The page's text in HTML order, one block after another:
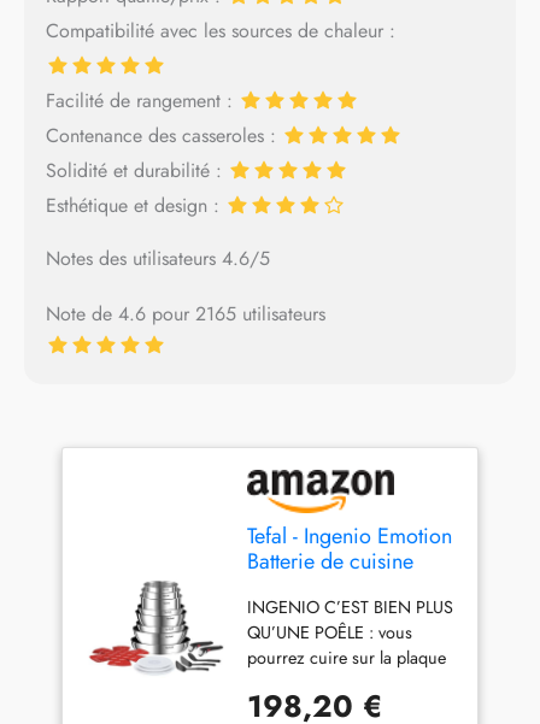
Compatibilité avec les sources de chaleur :
Facilité de rangement :
Contenance des casseroles :
Solidité et durabilité :
Esthétique et design :
Notes des utilisateurs 4.6/5
Note de 4.6 pour 2165 utilisateurs
Tefal - Ingenio Emotion
Batterie de cuisine
pièces
INGENIO C’EST BIEN PLUS
QU’UNE POÊLE : vous
pourrez cuire sur la plaque
recettes au four et conserver
198,20 €